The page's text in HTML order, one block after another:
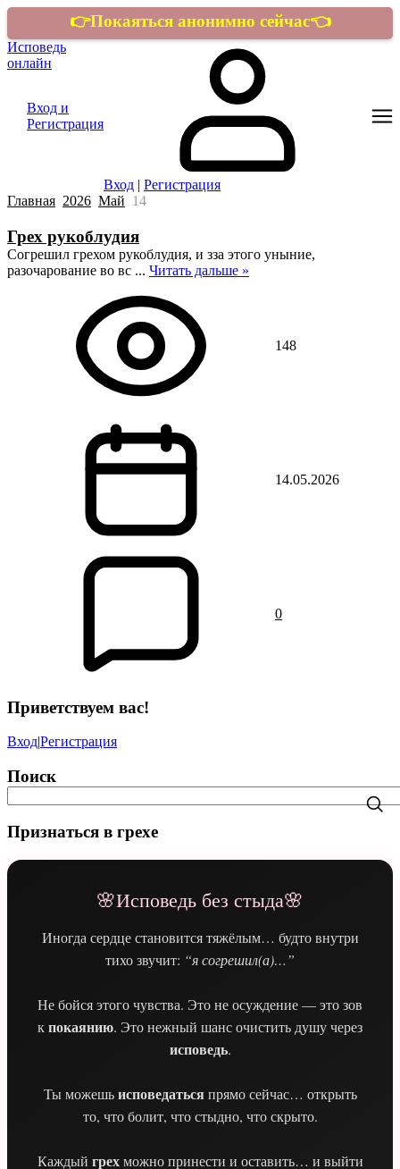
👉Покаяться анонимно сейчас👈
Исповедь
онлайн
Вход и
Регистрация
Вход | Регистрация
Главная 2026 Май 14
Грех рукоблудия
Согрешил грехом рукоблудия, и зза этого уныние,
разочарование во вс ... Читать дальше »
148
14.05.2026
0
Приветствуем вас!
Вход|Регистрация
Поиск
Признаться в грехе
🌸Исповедь без стыда🌸
Иногда сердце становится тяжёлым… будто внутри
тихо звучит: “я согрешил(а)…”
Не бойся этого чувства. Это не осуждение — это зов
кпокаянию. Это нежный шанс очистить душу через
исповедь.
Ты можешьисповедатьсяпрямо сейчас… открыть
то, что болит, что стыдно, что скрыто.
Каждый грехможно принести и оставить… и выйти